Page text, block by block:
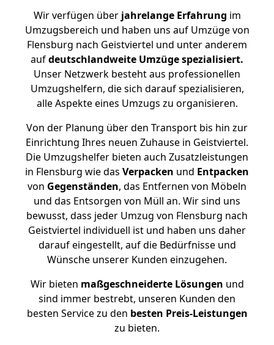
Wir verfügen überjahrelange Erfahrung im
Umzugsbereich und haben uns auf Umzüge von
Flensburg nach Geistviertel und unter anderem
aufdeutschlandweite Umzüge spezialisiert.
Unser Netzwerk besteht aus professionellen
Umzugshelfern, die sich darauf spezialisieren,
alle Aspekte eines Umzugs zu organisieren.
Von der Planung über den Transport bis hin zur
Einrichtung Ihres neuen Zuhause in Geistviertel.
Die Umzugshelfer bieten auch Zusatzleistungen
in Flensburg wie das Verpacken und Entpacken
von Gegenständen, das Entfernen von Möbeln
und das Entsorgen von Müll an. Wir sind uns
bewusst, dass jeder Umzug von Flensburg nach
Geistviertel individuell ist und haben uns daher
darauf eingestellt, auf die Bedürfnisse und
Wünsche unserer Kunden einzugehen.
Wir bieten maßgeschneiderte Lösungen und
sind immer bestrebt, unseren Kunden den
besten Service zu den besten Preis-Leistungen
zu bieten.